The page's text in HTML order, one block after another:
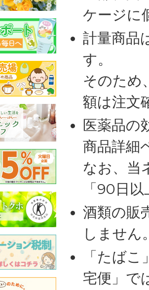
ケージに
計量商品
す。
そのため
額は注文
医薬品の
商品詳細
なお、当
「90日
酒類の販
しません
「たば
宅便」で